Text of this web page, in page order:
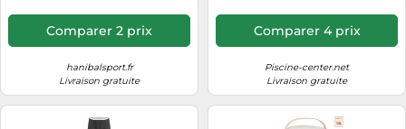
Comparer 2 prix
hanibalsport.fr
Livraison gratuite
Comparer 4 prix
Piscine-center.net
Livraison gratuite